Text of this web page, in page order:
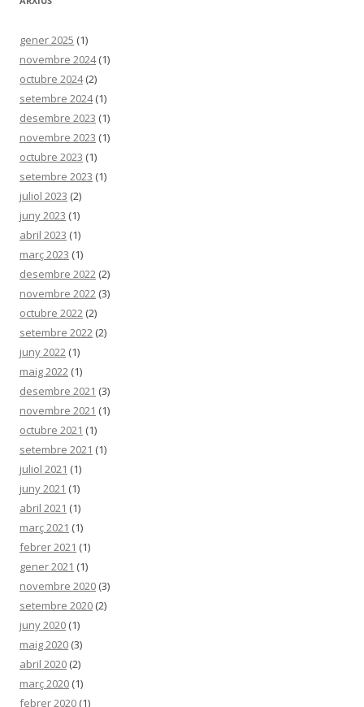
gener 2025 (1)
novembre 2024(1)
octubre 2024(2)
setembre 2024(1)
desembre 2023 (1)
novembre 2023 (1)
octubre 2023 (1)
setembre 2023 (1)
juliol 2023 (2)
juny 2023 (1)
abril 2023 (1)
març 2023 (1)
desembre 2022 (2)
novembre 2022 (3)
octubre 2022 (2)
setembre 2022 (2)
juny 2022 (1)
maig 2022 (1)
desembre 2021 (3)
novembre 2021 (1)
octubre 2021 (1)
setembre 2021 (1)
juliol 2021 (1)
juny 2021 (1)
abril 2021 (1)
març 2021 (1)
febrer 2021 (1)
gener 2021 (1)
novembre 2020 (3)
setembre 2020 (2)
juny 2020 (1)
maig 2020 (3)
abril 2020 (2)
març 2020 (1)
febrer 2020 (1)